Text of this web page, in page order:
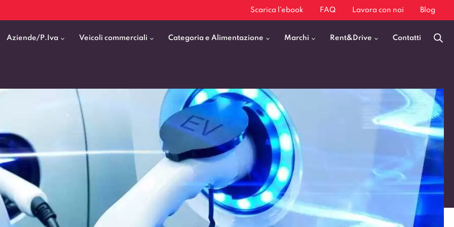
Scarica l’ebook FAQ Lavora con noi Blog
Aziende/P.Iva Veicoli commerciali
elettrici
Pick Up
Allestiti
Persone
zero
VEDI TUTTI
Categoria e Alimentazione
SUV e Crossover
Berline
Station Wagon
Marchi
Audi
Mercedes-Benz
Kia
VEDI TUTTI
Fiat Professional
Mercedes Benz Vans
Citroen Business
Peugeot Professional
Piaggio
VEDI TUTTI
Rent&Drive Contatti